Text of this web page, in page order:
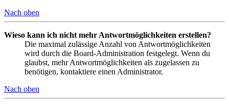
Nach oben
Wieso kann ich nicht mehr Antwortmöglichkeiten erstellen?
Die maximal zulässige Anzahl von Antwortmöglichkeiten
wird durch die Board-Administration festgelegt. Wenn du
glaubst, mehr Antwortmöglichkeiten als zugelassen zu
benötigen, kontaktiere einen Administrator.
Nach oben